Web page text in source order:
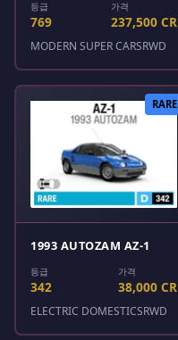
등급
769
가격
237,500 CR
MODERN SUPER CARSRWD
RARE
1993 AUTOZAM AZ-1
등급
342
가격
38,000 CR
ELECTRIC DOMESTICSRWD